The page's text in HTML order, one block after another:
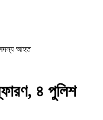
সদস্য আহত
৪ পুলিশ